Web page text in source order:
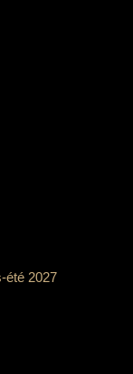
été 2027